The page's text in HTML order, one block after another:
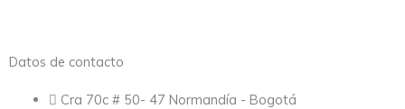
Datos de contacto
Cra 70c # 50- 47 Normandía - Bogotá